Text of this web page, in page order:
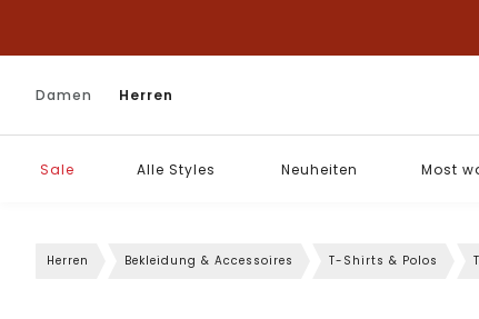
Damen Herren
Sale Alle Styles Neuheiten Most
Herren Bekleidung & Accessoires T-Shirts & Polos